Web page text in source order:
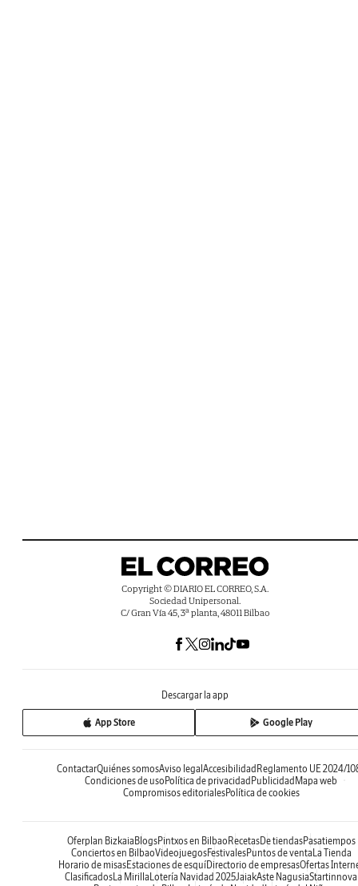
Copyright © DIARIO EL CORREO, S.A.
Sociedad Unipersonal.
C/ Gran Vía 45, 3ª planta, 48011 Bilbao
Descargar la app
App Store Google Play
ContactarQuiénes somosAviso legalAccesibilidadReglamento UE 2024/
Condiciones de usoPolítica de privacidadPublicidadMapa web
Compromisos editorialesPolítica de cookies
Oferplan BizkaiaBlogsPintxos en BilbaoRecetasDe tiendasPasatiempos
Conciertos en BilbaoVideojuegosFestivalesPuntos de ventaLa Tienda
Horario de misasEstaciones de esquíDirectorio de empresasOfertas
ClasificadosLa MirillaLotería Navidad 2025JaiakAste NagusiaStartinnova